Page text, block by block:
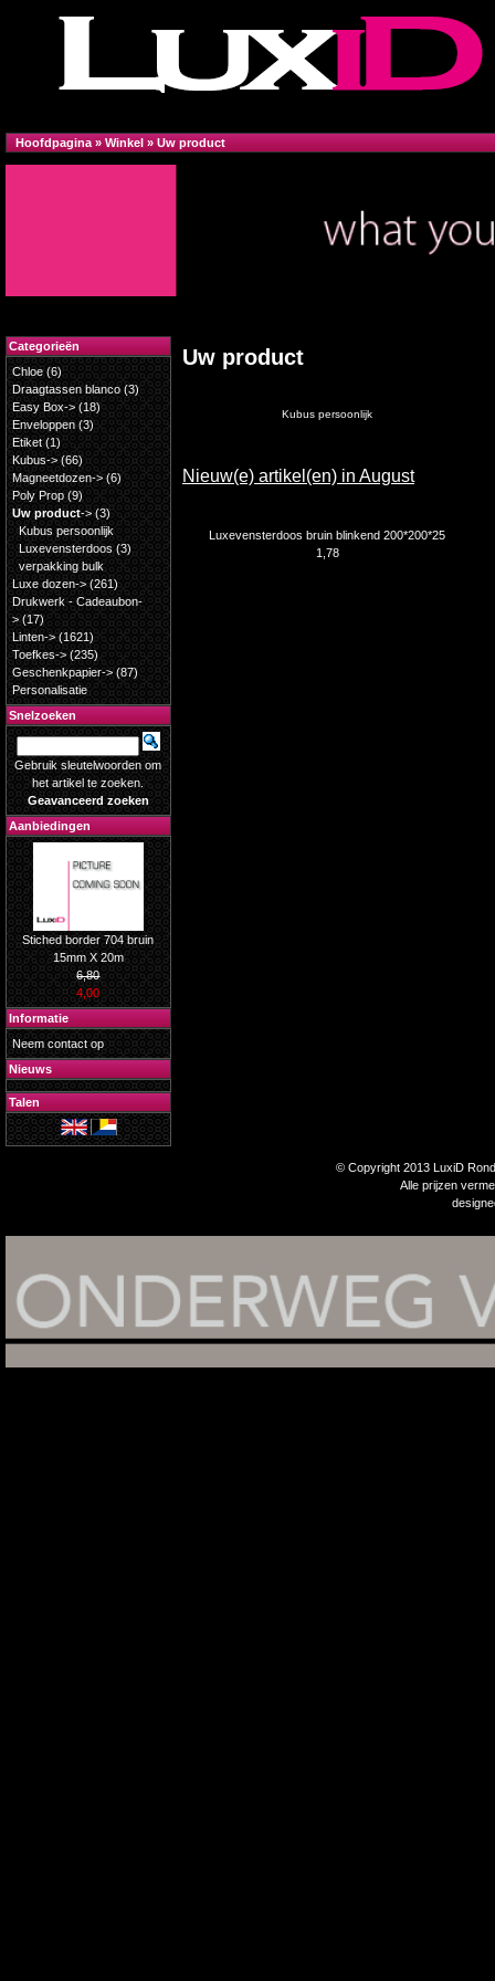
Hoofdpagina » Winkel » Uw product
Uw product
Kubus persoonlijk
Nieuw(e) artikel(en) in August
Luxevensterdoos bruin blinkend 200*200*25
1,78
Categorieën
Chloe(6)
Draagtassen blanco (3)
Easy Box->(18)
Enveloppen(3)
Etiket(1)
Kubus->(66)
Magneetdozen->(6)
Poly Prop (9)
Uw product->(3)
Kubus persoonlijk
Luxevensterdoos(3)
verpakking bulk
Luxe dozen->(261)
Drukwerk - Cadeaubon-
>(17)
Linten->(1621)
Toefkes->(235)
Geschenkpapier->(87)
Personalisatie
Snelzoeken
Gebruik sleutelwoorden om
het artikel te zoeken.
Geavanceerd zoeken
Aanbiedingen
Stiched border 704 bruin
15mm X 20m
6,80
4,00
Informatie
Neem contact op
Nieuws
Talen
© Copyright 2013 LuxiD
Alle prijzen